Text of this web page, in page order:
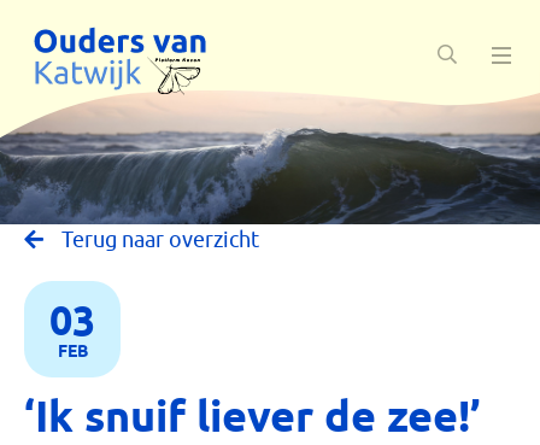
main
content
‘Ik snuif liever de zee!’
03
FEB
Terug naar overzicht